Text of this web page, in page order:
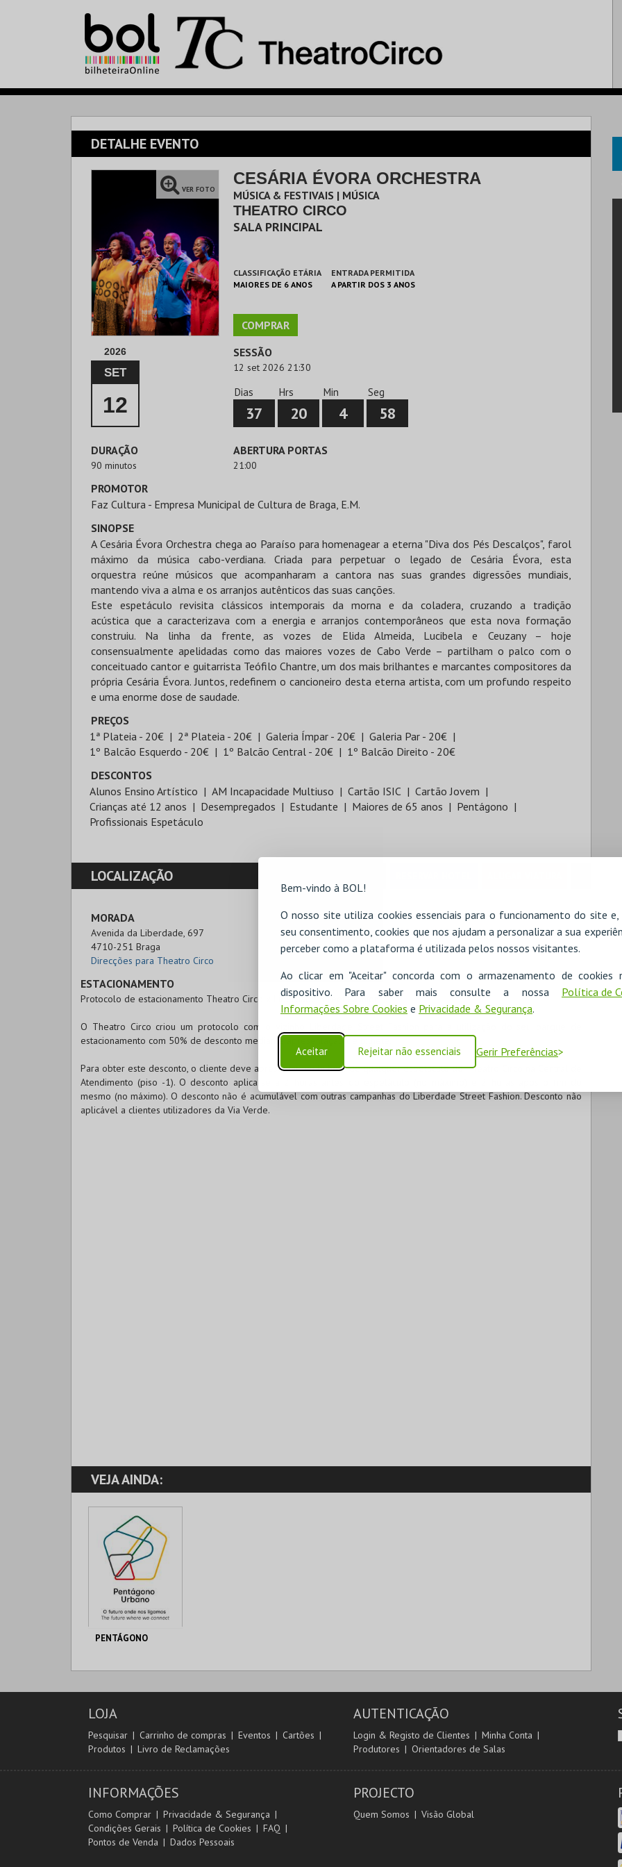
Bem-vindo à BOL!
O nosso site utiliza cookies essenciais para o funcionamento do site
seu consentimento, cookies que nos ajudam a personalizar a sua
perceber como a plataforma é utilizada pelos nossos visitantes.
Ao clicar em "Aceitar" concorda com o armazenamento de cookies
dispositivo. Para saber mais consulte a nossa Política de
Informações Sobre Cookies e Privacidade & Segurança.
Aceitar Rejeitar não essenciais Gerir Preferências
DETALHE EVENTO
VER FOTO
CESÁRIA ÉVORA ORCHESTRA
MÚSICA & FESTIVAIS | MÚSICA
THEATRO CIRCO
SALA PRINCIPAL
CLASSIFICAÇÃO ETÁRIA
MAIORES DE 6 ANOS
ENTRADA PERMITIDA
A PARTIR DOS 3 ANOS
COMPRAR
2026
SET
12
SESSÃO
12 set 2026 21:30
Dias
37
Hrs
20
Min
4
Seg
58
DURAÇÃO
90 minutos
ABERTURA PORTAS
21:00
PROMOTOR
Faz Cultura - Empresa Municipal de Cultura de Braga, E.M.
SINOPSE
A Cesária Évora Orchestra chega ao Paraíso para homenagear a eterna "Diva dos Pés Descalços", farol
máximo da música cabo-verdiana. Criada para perpetuar o legado de Cesária Évora, esta
orquestra reúne músicos que acompanharam a cantora nas suas grandes digressões mundiais,
mantendo viva a alma e os arranjos autênticos das suas canções.
Este espetáculo revisita clássicos intemporais da morna e da coladera, cruzando a tradição
acústica que a caracterizava com a energia e arranjos contemporâneos que esta nova formação
construiu. Na linha da frente, as vozes de Elida Almeida, Lucibela e Ceuzany – hoje
consensualmente apelidadas como das maiores vozes de Cabo Verde – partilham o palco com o
conceituado cantor e guitarrista Teófilo Chantre, um dos mais brilhantes e marcantes compositores da
própria Cesária Évora. Juntos, redefinem o cancioneiro desta eterna artista, com um profundo respeito
e uma enorme dose de saudade.
PREÇOS
1ª Plateia - 20€
2ª Plateia - 20€ Galeria Ímpar - 20€
Galeria Par - 20€
1º Balcão Esquerdo - 20€
1º Balcão Central - 20€
1º Balcão Direito - 20€
DESCONTOS
Alunos Ensino Artístico
AM Incapacidade Multiuso Cartão ISIC
Cartão Jovem
Crianças até 12 anos
Desempregados Estudante Maiores de 65 anos
Pentágono
Profissionais Espetáculo
LOCALIZAÇÃO
MORADA
Avenida da Liberdade, 697
4710-251 Braga
Direcções para Theatro Circo
ESTACIONAMENTO
Protocolo de estacionamento Theatro Circo x Liberdade Street Fashion
O Theatro Circo criou um protocolo com o vizinho Liberdade Street Fashion para a utilização do seu parque de
estacionamento com 50% de desconto mediante apresentação de bilhete.
Para obter este desconto, o cliente deve apresentar um bilhete de qualquer espetáculo do Theatro Circo na Central de
Atendimento (piso -1). O desconto aplica-se a 2 horas antes do espetáculo (no máximo) e 2 horas após o fim do
mesmo (no máximo). O desconto não é acumulável com outras campanhas do Liberdade Street Fashion. Desconto não
aplicável a clientes utilizadores da Via Verde.
VEJA AINDA:
PENTÁGONO
PENTÁGONO
AQUISIÇÃO
COMPRAR
LOJA
Pesquisar Carrinho de compras Eventos
Cartões
Produtos
Livro de Reclamações
AUTENTICAÇÃO
Login & Registo de Clientes
Minha Conta
Produtores
Orientadores de Salas
INFORMAÇÕES
Como Comprar
Privacidade & Segurança
Condições Gerais
Política de Cookies
FAQ
Pontos de Venda
Dados Pessoais
PROJECTO
Quem Somos Visão Global